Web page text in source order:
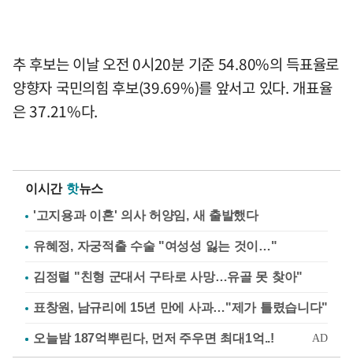
추 후보는 이날 오전 0시20분 기준 54.80%의 득표율로
양향자 국민의힘 후보(39.69%)를 앞서고 있다. 개표율
은 37.21%다.
이시간 핫뉴스
'고지용과 이혼' 의사 허양임, 새 출발했다
유혜정, 자궁적출 수술 "여성성 잃는 것이…"
김정렬 "친형 군대서 구타로 사망…유골 못 찾아"
표창원, 남규리에 15년 만에 사과…"제가 틀렸습니다"